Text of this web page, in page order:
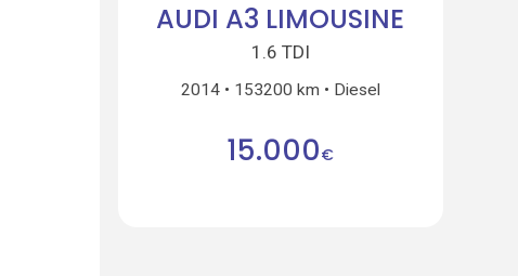
AUDI A3 LIMOUSINE
1.6 TDI
2014 153200 km Diesel
15.000€